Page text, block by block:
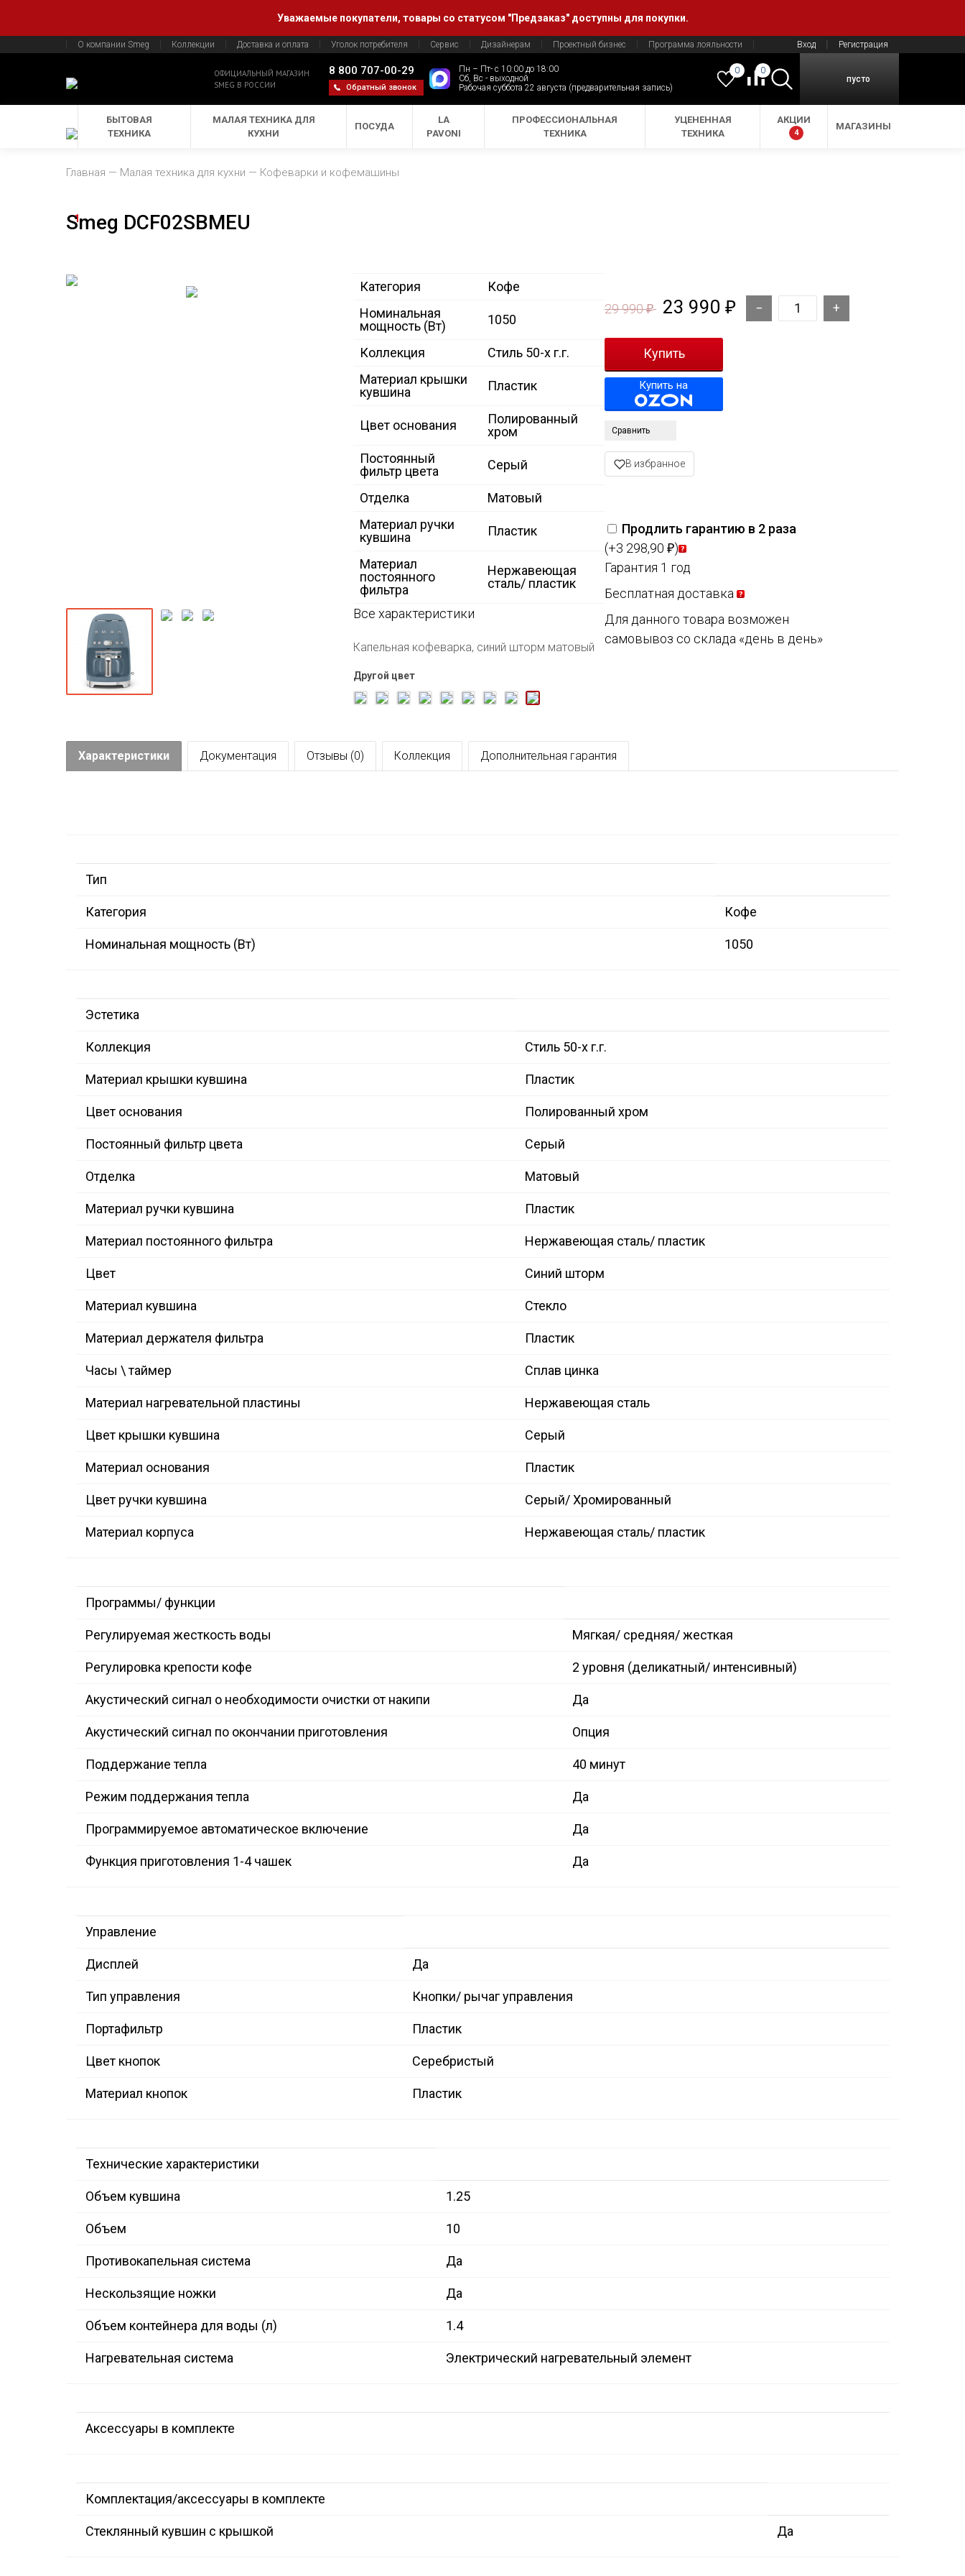
Уважаемые покупатели, товары со статусом "Предзаказ" доступны для покупки.
Вход Регистрация
О компании Smeg Коллекции Доставка и оплата Уголок потребителя Сервис Дизайнерам Проектный бизнес Программа лояльности
ОФИЦИАЛЬНЫЙ МАГАЗИН
SMEG В РОССИИ
8 800 707-00-29
Обратный звонок
Пн – Пт- с 10:00 до 18:00
Сб, Вс - выходной
Рабочая суббота 22 августа (предварительная запись)
0
0
пусто
БЫТОВАЯ
ТЕХНИКА
МАЛАЯ ТЕХНИКА ДЛЯ
КУХНИ
ПОСУДА
LA
PAVONI
ПРОФЕССИОНАЛЬНАЯ
ТЕХНИКА
УЦЕНЕННАЯ
ТЕХНИКА
АКЦИИ
4
МАГАЗИНЫ
Главная Малая техника для кухни Кофеварки и кофемашины
Smeg DCF02SBMEU
Категория
Кофе
Номинальная
мощность (Вт)
1050
Коллекция
Стиль 50-х г.г.
Материал крышки
кувшина
Пластик
Цвет основания
Полированный
хром
Постоянный
фильтр цвета
Серый
Отделка
Матовый
Материал ручки
кувшина
Пластик
Материал
постоянного
фильтра
Нержавеющая
сталь/ пластик
Все характеристики
Капельная кофеварка, синий шторм матовый
Другой цвет
29 990₽ 23 990 ₽
Купить на
Сравнить
В избранное
Продлить гарантию в 2 раза
(+3 298,90 ₽)
1
Гарантия 1 год
Бесплатная доставка
Для данного товара возможен
самовывоз со склада «день в день»
Характеристики Документация Отзывы (0) Коллекция Дополнительная гарантия
Тип
Категория Кофе
Номинальная мощность (Вт) 1050
Эстетика
Коллекция Стиль 50-х г.г.
Материал крышки кувшина Пластик
Цвет основания Полированный хром
Постоянный фильтр цвета Серый
Отделка Матовый
Материал ручки кувшина Пластик
Материал постоянного фильтра Нержавеющая сталь/ пластик
Цвет Синий шторм
Материал кувшина Стекло
Материал держателя фильтра Пластик
Часы \ таймер Сплав цинка
Материал нагревательной пластины Нержавеющая сталь
Цвет крышки кувшина Серый
Материал основания Пластик
Цвет ручки кувшина Серый/ Хромированный
Материал корпуса Нержавеющая сталь/ пластик
Программы/ функции
Регулируемая жесткость воды Мягкая/ средняя/ жесткая
Регулировка крепости кофе 2 уровня (деликатный/ интенсивный)
Акустический сигнал о необходимости очистки от накипи Да
Акустический сигнал по окончании приготовления Опция
Поддержание тепла 40 минут
Режим поддержания тепла Да
Программируемое автоматическое включение Да
Функция приготовления 1-4 чашек Да
Управление
Дисплей Да
Тип управления Кнопки/ рычаг управления
Портафильтр Пластик
Цвет кнопок Серебристый
Материал кнопок Пластик
Технические характеристики
Объем кувшина 1.25
Объем 10
Противокапельная система Да
Нескользящие ножки Да
Объем контейнера для воды (л) 1.4
Нагревательная система Электрический нагревательный элемент
Аксессуары в комплекте
Комплектация/аксессуары в комплекте
Стеклянный кувшин с крышкой Да